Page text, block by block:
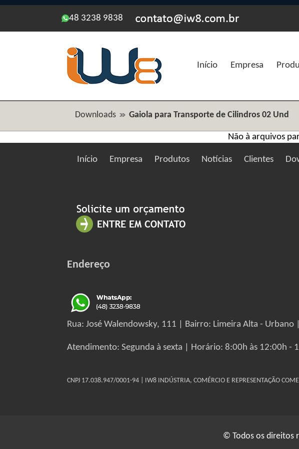
48 3238 9838
Início Empresa
Downloads Gaiola para Transporte de Cilindros 02 Und
Não à arquivos
Início Empresa Produtos Notícias Clientes
Endereço
Rua: José Walendowsky, 111 | Bairro: Limeira Alta -
Atendimento: Segunda à sexta | Horário: 8:00h às 12:00h -
CNPJ 17.038.947/0001-94 | IW8 INDÚSTRIA, COMÉRCIO E REPRESENTAÇÃO
© Todos os direitos